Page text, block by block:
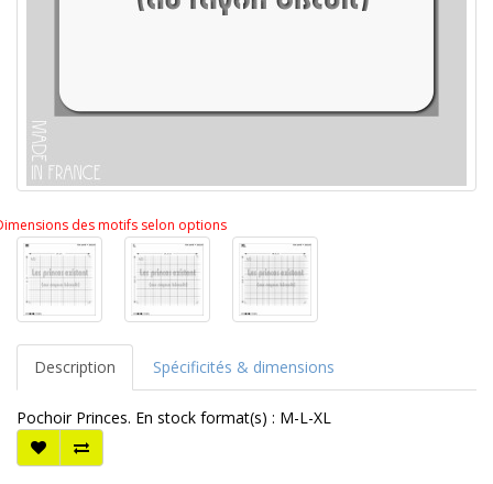
des motifs selon options
Description Spécificités & dimensions
Pochoir Princes. En stock format(s) : M-L-XL